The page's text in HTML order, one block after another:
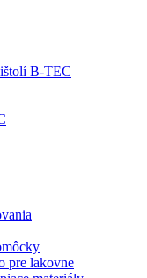
B-TEC
pre lakovne